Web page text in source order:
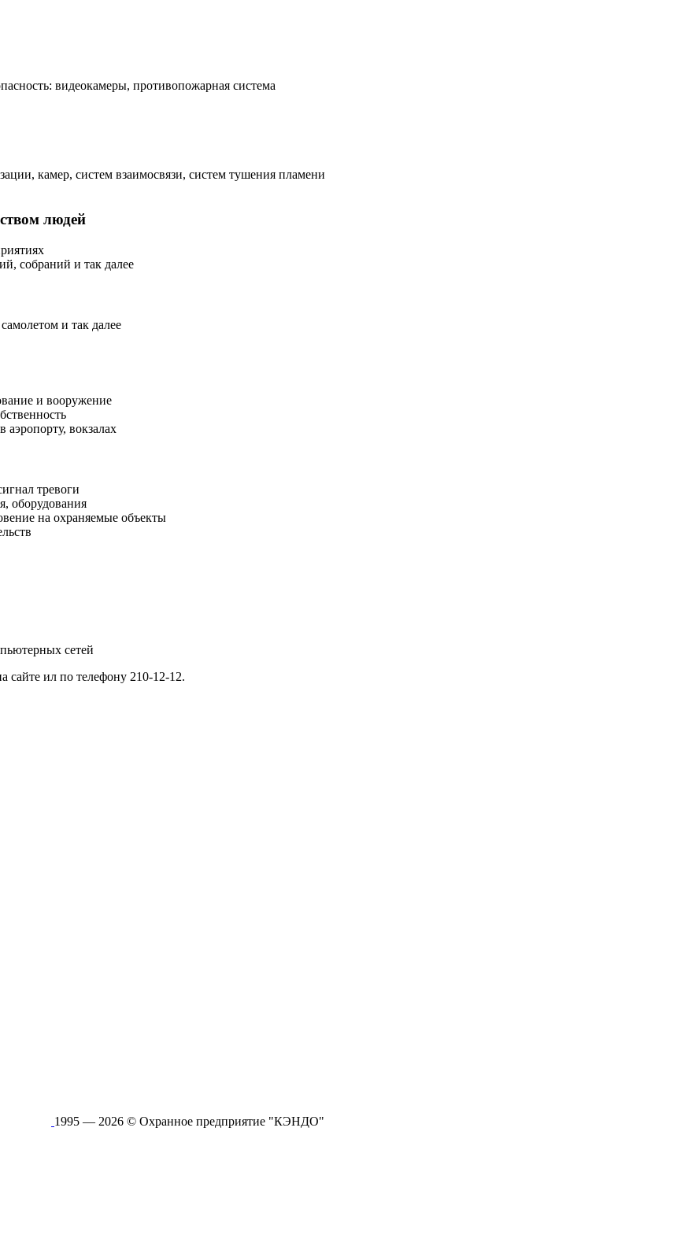
видеокамеры, противопожарная система
камер, систем взаимосвязи, систем тушения пламени
людей
собраний и так далее
и так далее
и вооружение
аэропорту, вокзалах
тревоги
оборудования
на охраняемые объекты
сетей
сайте ил по телефону 210-12-12.
1995 — 2026 © Охранное предприятие "КЭНДО"